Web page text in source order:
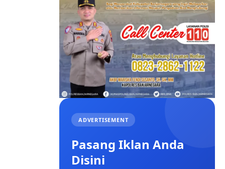
ADVERTISEMENT
Pasang Iklan Anda
Disini